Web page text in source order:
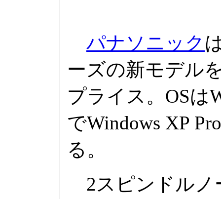
パナソニック
ーズの新モデル
プライス。OSは
でWindows XP
る。
2スピンドルノ